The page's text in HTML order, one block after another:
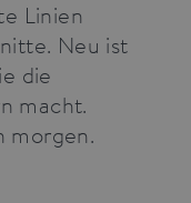
Linien
Neu ist
die
macht.
morgen.